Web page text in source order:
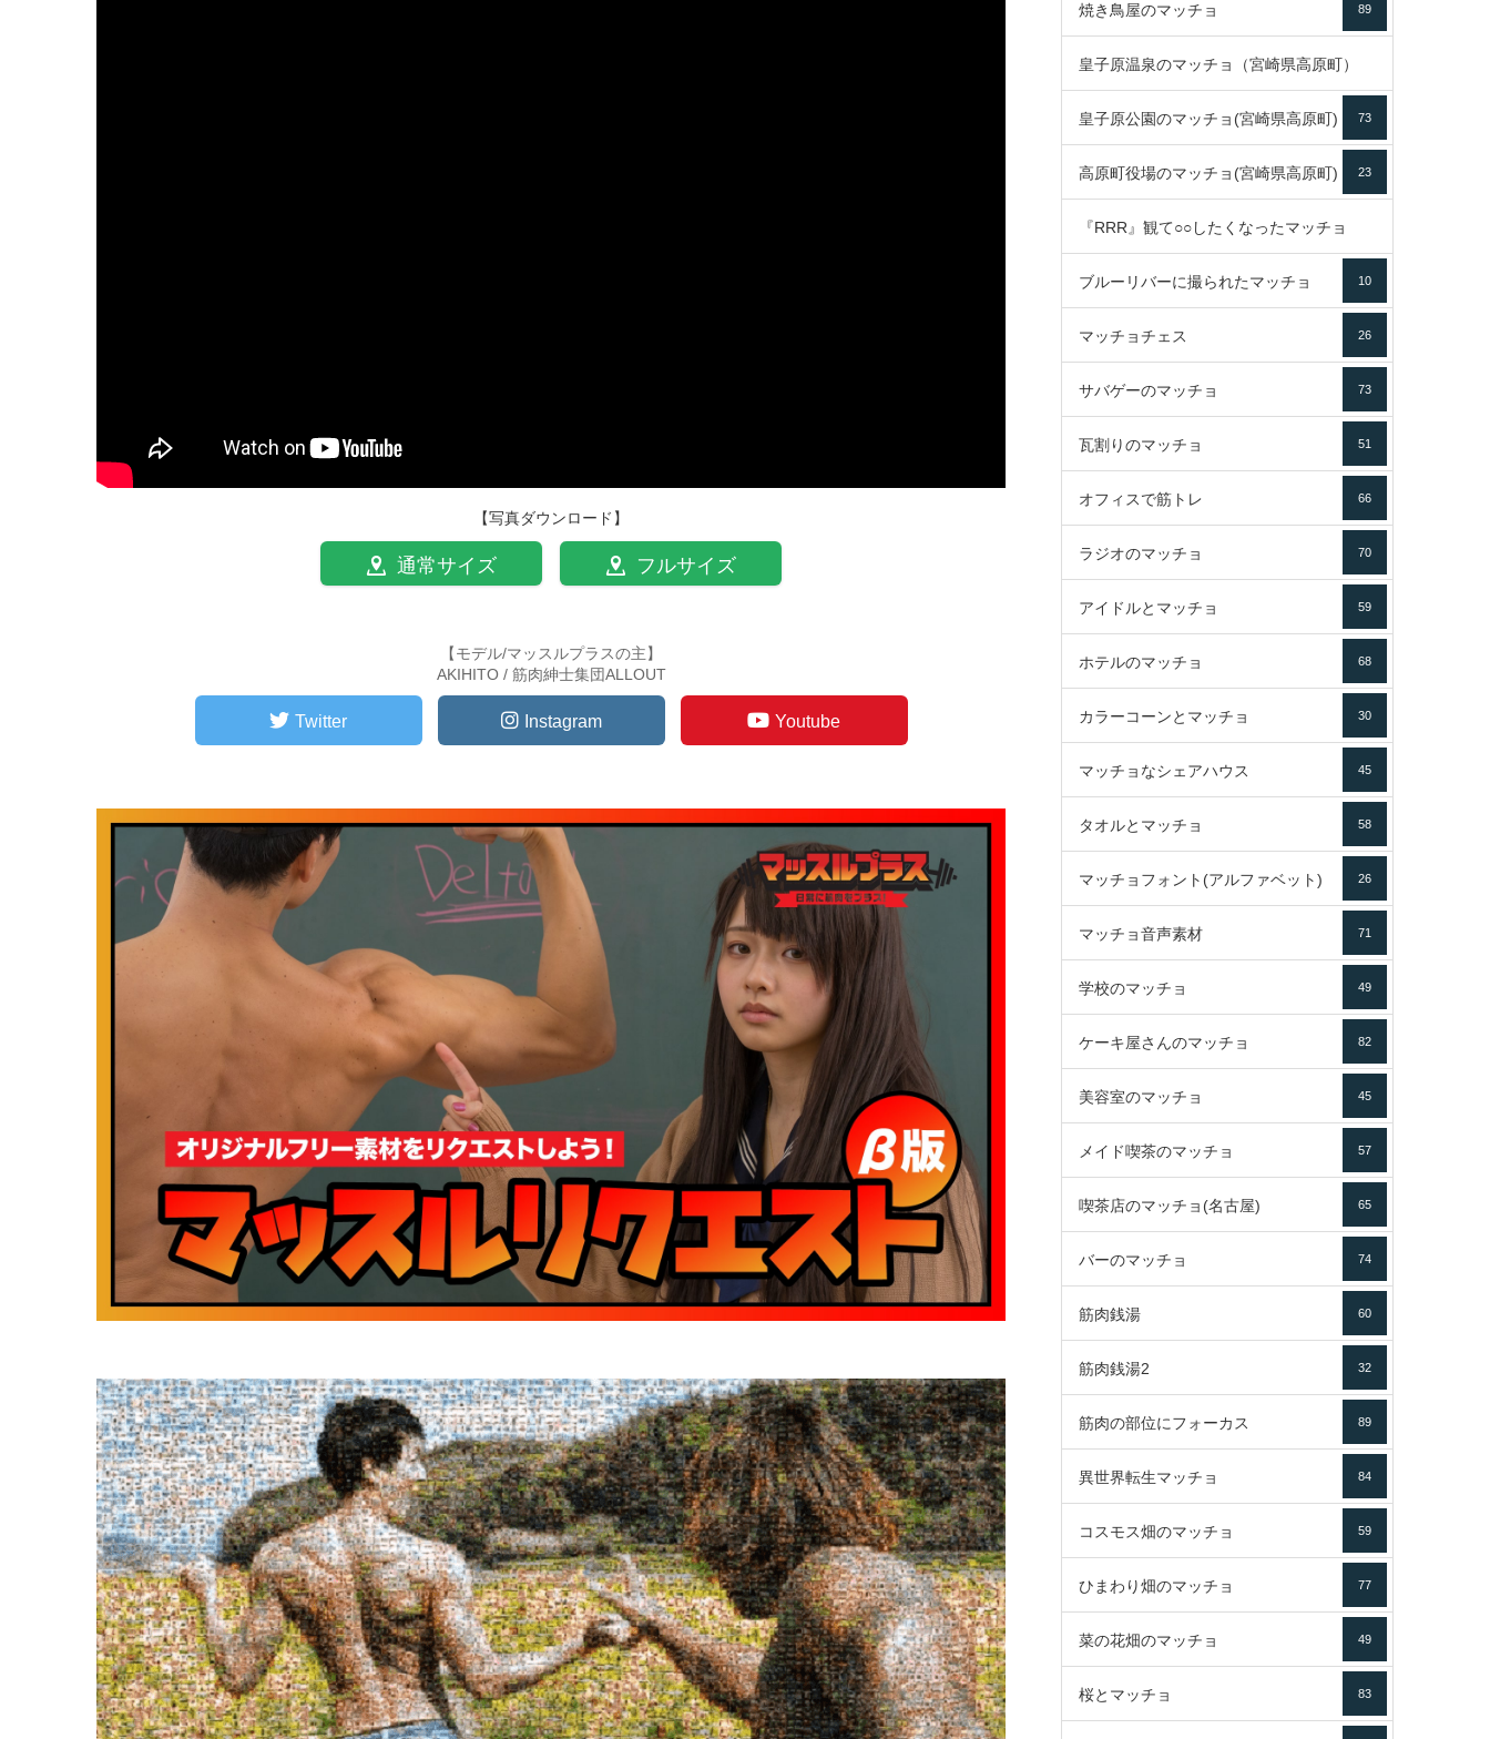
【写真ダウンロード】
通常サイズ フルサイズ
【モデル/マッスルプラスの主】
AKIHITO / 筋肉紳士集団ALLOUT
Twitter Instagram Youtube
焼き鳥屋のマッチョ 89
皇子原温泉のマッチョ（宮崎県高原町）
133
皇子原公園のマッチョ(宮崎県高原町) 73
高原町役場のマッチョ(宮崎県高原町) 23
『RRR』観て○○したくなったマッチョ
16
ブルーリバーに撮られたマッチョ 10
マッチョチェス 26
サバゲーのマッチョ 73
瓦割りのマッチョ 51
オフィスで筋トレ 66
ラジオのマッチョ 70
アイドルとマッチョ 59
ホテルのマッチョ 68
カラーコーンとマッチョ 30
マッチョなシェアハウス 45
タオルとマッチョ 58
マッチョフォント(アルファベット) 26
マッチョ音声素材 71
学校のマッチョ 49
ケーキ屋さんのマッチョ 82
美容室のマッチョ 45
メイド喫茶のマッチョ 57
喫茶店のマッチョ(名古屋) 65
バーのマッチョ 74
筋肉銭湯 60
筋肉銭湯2 32
筋肉の部位にフォーカス 89
異世界転生マッチョ 84
コスモス畑のマッチョ 59
ひまわり畑のマッチョ 77
菜の花畑のマッチョ 49
桜とマッチョ 83